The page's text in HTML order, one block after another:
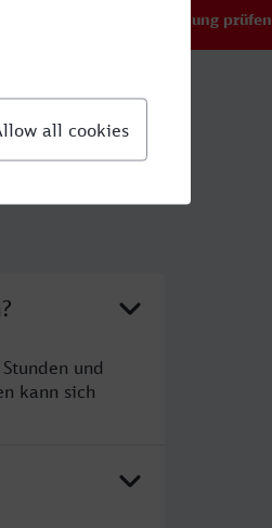
Verbindung prüfen
und
kann sich